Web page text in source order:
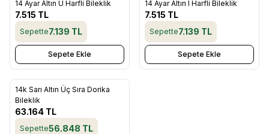
Favorilere Ekle
14 Ayar Altın U Harfli Bileklik
7.515 TL
Sepette7.139 TL
Sepete Ekle
Favorilere Ekle
14 Ayar Altın I Harfli Bileklik
7.515 TL
Sepette7.139 TL
Sepete Ekle
Favorilere Ekle
14k Sarı Altın Üç Sıra Dorika
Bileklik
63.164 TL
Sepette56.848 TL